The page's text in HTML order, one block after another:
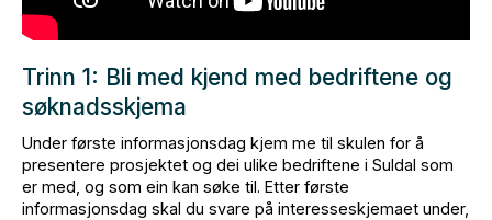
Trinn 1: Bli med kjend med bedriftene og
søknadsskjema
Under første informasjonsdag kjem me til skulen for å
presentere prosjektet og dei ulike bedriftene i Suldal som
er med, og som ein kan søke til. Etter første
informasjonsdag skal du svare på interesseskjemaet under,